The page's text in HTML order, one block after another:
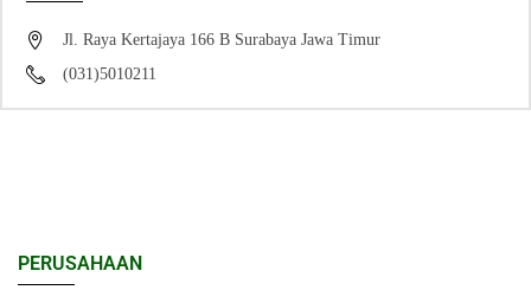
Jl. Raya Kertajaya 166 B Surabaya Jawa Timur
(031)5010211
PERUSAHAAN